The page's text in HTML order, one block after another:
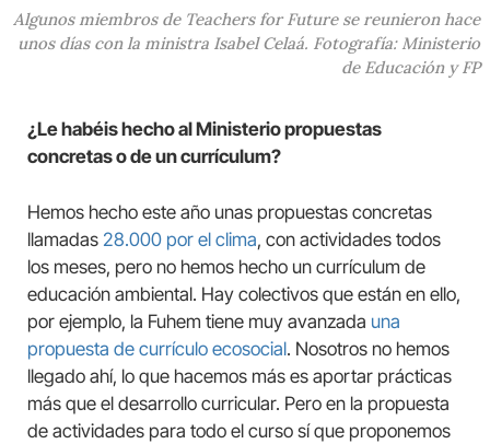
Algunos miembros de Teachers for Future se reunieron hace
unos días con la ministra Isabel Celaá. Fotografía: Ministerio
de Educación y FP
¿Le habéis hecho al Ministerio propuestas
concretas o de un currículum?
Hemos hecho este año unas propuestas concretas
llamadas 28.000 por el clima, con actividades todos
los meses, pero no hemos hecho un currículum de
educación ambiental. Hay colectivos que están en ello,
por ejemplo, la Fuhem tiene muy avanzada una
propuesta de currículo ecosocial. Nosotros no hemos
llegado ahí, lo que hacemos más es aportar prácticas
más que el desarrollo curricular. Pero en la propuesta
de actividades para todo el curso sí que proponemos